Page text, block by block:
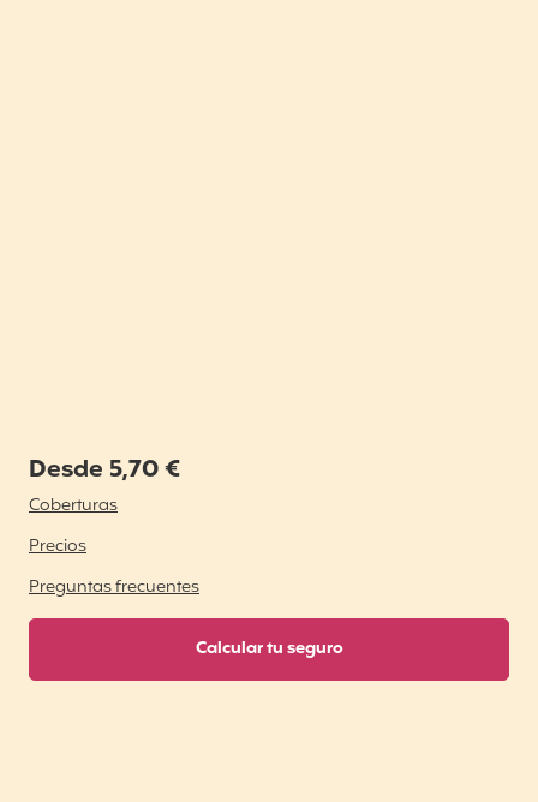
Desde 5,70 €
Coberturas
Precios
Preguntas frecuentes
Calcular tu seguro